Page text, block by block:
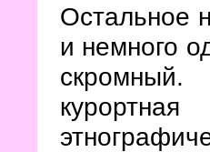
Остальное
и немного